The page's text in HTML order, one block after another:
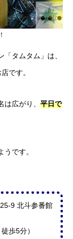
タムタム」は、
です。
広がり、 平日で
です。
9 北斗参番館
歩5分）